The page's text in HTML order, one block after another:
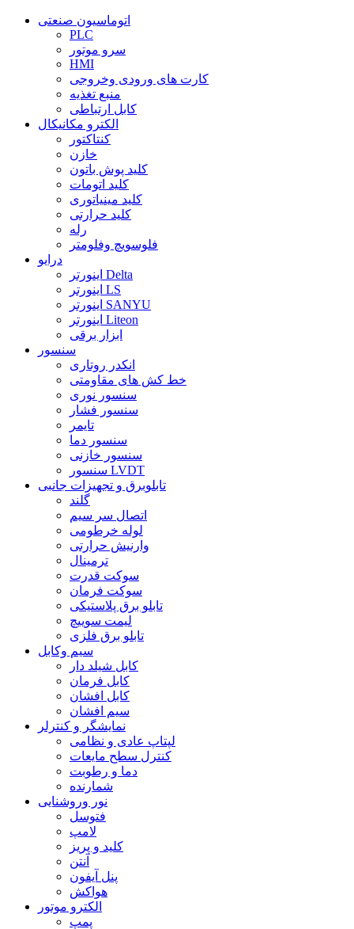
اتوماسیون صنعتی
PLC
سرو موتور
HMI
کارت های ورودی وخروجی
منبع تغذیه
کابل ارتباطی
الکترو مکانیکال
کنتاکتور
خازن
کلید پوش باتون
کلید اتومات
کلید مینیاتوری
کلید حرارتی
رله
فلوسویچ وفلومتر
درایو
اینورتر Delta
اینورتر LS
اینورتر SANYU
اینورتر Liteon
ابزار برقی
سنسور
انکدر روتاری
خط کش های مقاومتی
سنسور نوری
سنسور فشار
تایمر
سنسور دما
سنسور خازنی
سنسور LVDT
تابلوبرق و تجهیزات جانبی
گلند
اتصال سر سیم
لوله خرطومی
وارنیش حرارتی
ترمینال
سوکت قدرت
سوکت فرمان
تابلو برق پلاستیکی
لیمت سوییچ
تابلو برق فلزی
سیم وکابل
کابل شیلد دار
کابل فرمان
کابل افشان
سیم افشان
نمایشگر و کنترلر
لپتاپ عادی و نظامی
کنترل سطح مایعات
دما و رطوبت
شمارنده
نور وروشنایی
فتوسل
لامپ
کلید و پریز
آنتن
پنل آیفون
هواکش
الکترو موتور
پمپ